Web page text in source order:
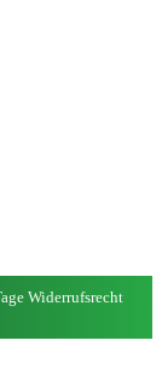
Widerrufsrecht